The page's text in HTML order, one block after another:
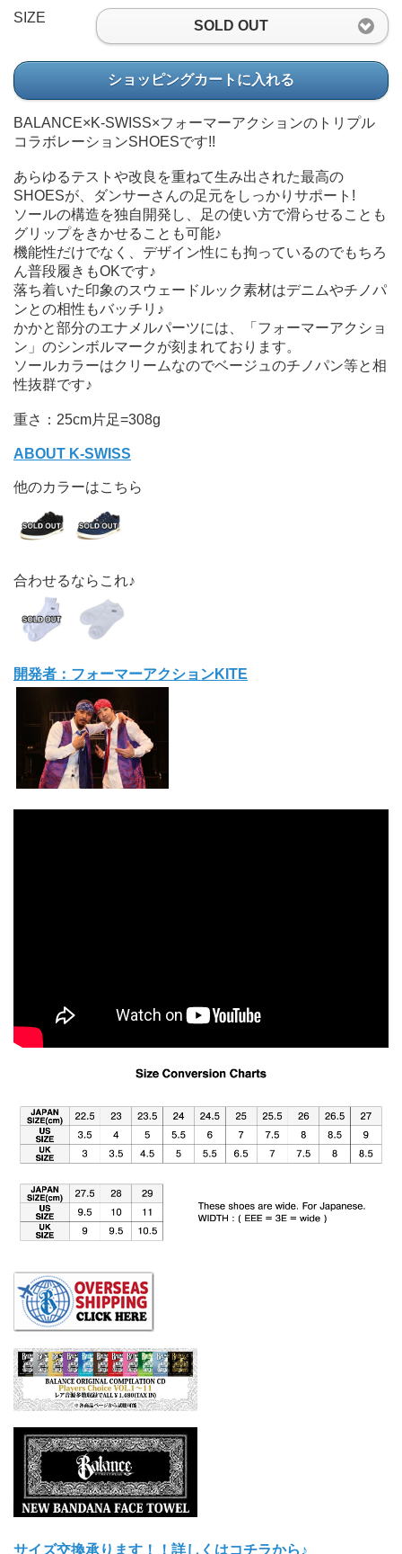
SIZE
SOLD OUT
ショッピングカートに入れる
BALANCE×K-SWISS×フォーマーアクションのトリプル
コラボレーションSHOESです!!
あらゆるテストや改良を重ねて生み出された最高の
SHOESが、ダンサーさんの足元をしっかりサポート!
ソールの構造を独自開発し、足の使い方で滑らせることも
グリップをきかせることも可能♪
機能性だけでなく、デザイン性にも拘っているのでもちろ
ん普段履きもOKです♪
落ち着いた印象のスウェードルック素材はデニムやチノパ
ンとの相性もバッチリ♪
かかと部分のエナメルパーツには、「フォーマーアクショ
ン」のシンボルマークが刻まれております。
ソールカラーはクリームなのでベージュのチノパン等と相
性抜群です♪
重さ：25cm片足=308g
ABOUT K-SWISS
他のカラーはこちら
合わせるならこれ♪
開発者：フォーマーアクションKITE
サイズ交換承ります！！詳しくはコチラから♪